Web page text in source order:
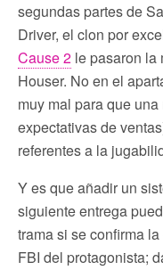
segundas partes de
Driver, el clon por
Cause 2 le pasaron la
Houser. No en el
muy mal para que
expectativas de
referentes a la
Y es que añadir un
siguiente entrega
trama si se confirma
FBI del protagonista;